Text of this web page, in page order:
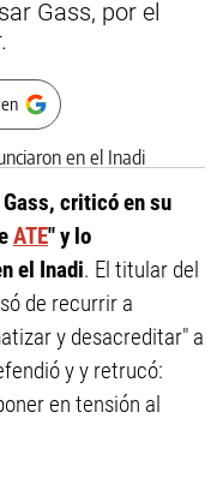
Gass, por el
criticó en su
ATE" y lo
el Inadi. El titular del
de recurrir a
y desacreditar" a
y y retrucó:
en tensión al